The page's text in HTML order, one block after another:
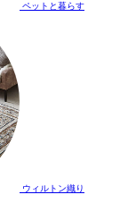
ペットと暮らす
ウィルトン織り